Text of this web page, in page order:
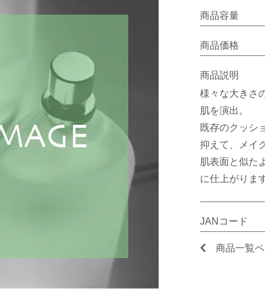
商品容量
商品価格
商品説明
様々な大きさ
肌を演出。
既存のクッシ
抑えて、メイ
肌表面と似た
に仕上がりま
JANコード
商品一覧